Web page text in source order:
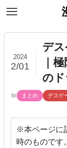
デ
｜
の
2024
2/01
まとめ デスゲ
※本ページに
時のものです